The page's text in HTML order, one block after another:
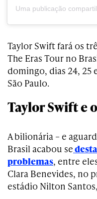
Taylor Swift fará os
The Eras Tour no
domingo, dias 24, 25
São Paulo.
Taylor Swift e
A bilionária – e
Brasil acabou se
problemas, entre
Clara Benevides, no
estádio Nilton